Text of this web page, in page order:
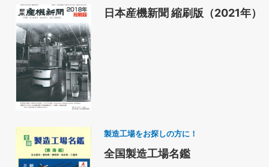
日本産機新聞 縮刷版（2021年）
製造工場をお探しの方に！
全国製造工場名鑑